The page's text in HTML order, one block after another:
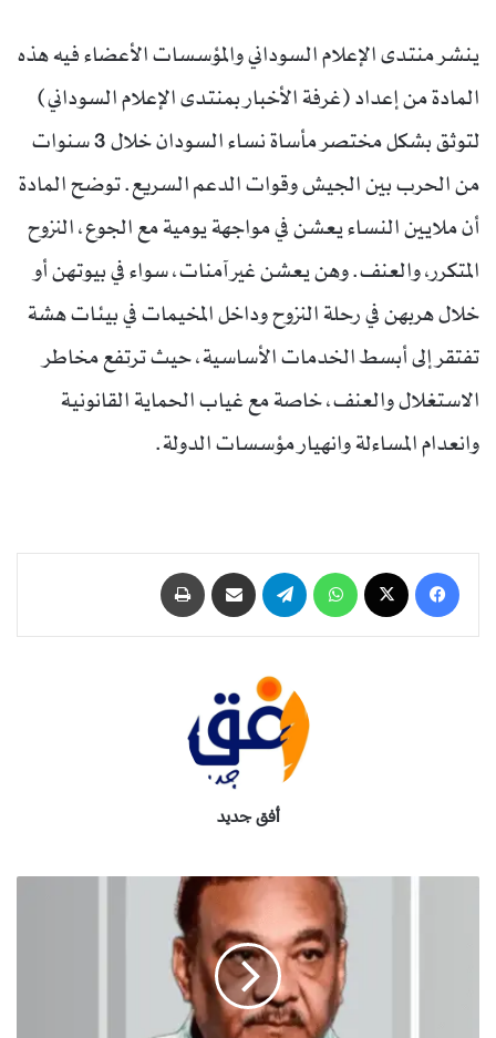
ينشر منتدى الإعلام السوداني والمؤسسات الأعضاء فيه هذه
المادة من إعداد (غرفة الأخبار بمنتدى الإعلام السوداني)
لتوثق بشكل مختصر مأساة نساء السودان خلال 3 سنوات
من الحرب بين الجيش وقوات الدعم السريع. توضح المادة
أن ملايين النساء يعشن في مواجهة يومية مع الجوع، النزوح
المتكرر، والعنف. وهن يعشن غير آمنات، سواء في بيوتهن أو
خلال هربهن في رحلة النزوح وداخل المخيمات في بيئات هشة
تفتقر إلى أبسط الخدمات الأساسية، حيث ترتفع مخاطر
الاستغلال والعنف، خاصة مع غياب الحماية القانونية
وانعدام المساءلة وانهيار مؤسسات الدولة.
أفق جديد